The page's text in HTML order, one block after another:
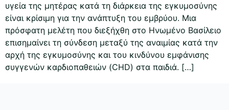
υγεία της μητέρας κατά τη διάρκεια της εγκυμοσύνης
είναι κρίσιμη για την ανάπτυξη του εμβρύου. Μια
πρόσφατη μελέτη που διεξήχθη στο Ηνωμένο Βασίλειο
επισημαίνει τη σύνδεση μεταξύ της αναιμίας κατά την
αρχή της εγκυμοσύνης και του κινδύνου εμφάνισης
συγγενών καρδιοπαθειών (CHD) στα παιδιά. […]